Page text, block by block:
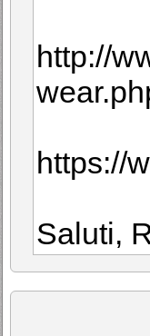
http://
https://
Saluti,